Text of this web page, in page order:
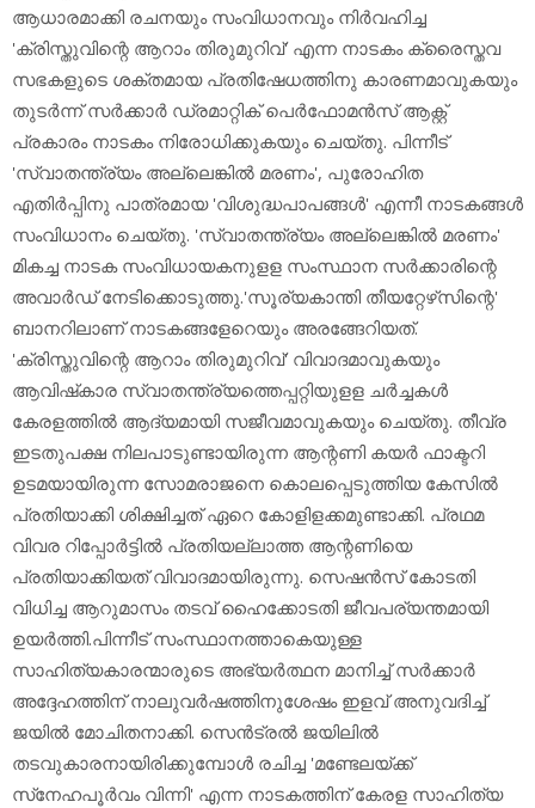
ആധാരമാക്കി രചനയും സംവിധാനവും നിര്‍വഹിച്ച
'ക്രിസ്തുവിന്റെ ആറാം തിരുമുറിവ്' എന്ന നാടകം ക്രൈസ്തവ
സഭകളുടെ ശക്തമായ പ്രതിഷേധത്തിനു കാരണമാവുകയും
തുടര്‍ന്ന് സര്‍ക്കാര്‍ ഡ്രമാറ്റിക് പെര്‍ഫോമന്‍സ് ആക്റ്റ്
പ്രകാരം നാടകം നിരോധിക്കുകയും ചെയ്തു. പിന്നീട്
'സ്വാതന്ത്ര്യം അല്ലെങ്കില്‍ മരണം', പുരോഹിത
എതിര്‍പ്പിനു പാത്രമായ 'വിശുദ്ധപാപങ്ങള്‍' എന്നീ നാടകങ്ങള്‍
സംവിധാനം ചെയ്തു. 'സ്വാതന്ത്ര്യം അല്ലെങ്കില്‍ മരണം'
മികച്ച നാടക സംവിധായകനുളള സംസ്ഥാന സര്‍ക്കാരിന്റെ
അവാര്‍ഡ് നേടിക്കൊടുത്തു.'സൂര്യകാന്തി തീയറ്റേഴ്‌സിന്റെ'
ബാനറിലാണ് നാടകങ്ങളേറെയും അരങ്ങേറിയത്.
'ക്രിസ്തുവിന്റെ ആറാം തിരുമുറിവ്' വിവാദമാവുകയും
ആവിഷ്‌കാര സ്വാതന്ത്ര്യത്തെപ്പറ്റിയുളള ചര്‍ച്ചകള്‍
കേരളത്തില്‍ ആദ്യമായി സജീവമാവുകയും ചെയ്തു. തീവ്ര
ഇടതുപക്ഷ നിലപാടുണ്ടായിരുന്ന ആന്റണി കയര്‍ ഫാക്ടറി
ഉടമയായിരുന്ന സോമരാജനെ കൊലപ്പെടുത്തിയ കേസില്‍
പ്രതിയാക്കി ശിക്ഷിച്ചത് ഏറെ കോളിളക്കമുണ്ടാക്കി. പ്രഥമ
വിവര റിപ്പോര്‍ട്ടില്‍ പ്രതിയല്ലാത്ത ആന്റണിയെ
പ്രതിയാക്കിയത് വിവാദമായിരുന്നു. സെഷന്‍സ് കോടതി
വിധിച്ച ആറുമാസം തടവ് ഹൈക്കോടതി ജീവപര്യന്തമായി
ഉയര്‍ത്തി.പിന്നീട് സംസ്ഥാനത്താകെയുള്ള
സാഹിത്യകാരന്മാരുടെ അഭ്യര്‍ത്ഥന മാനിച്ച് സര്‍ക്കാര്‍
അദ്ദേഹത്തിന് നാലുവര്‍ഷത്തിനുശേഷം ഇളവ് അനുവദിച്ച്
ജയില്‍ മോചിതനാക്കി. സെന്‍ട്രല്‍ ജയിലില്‍
തടവുകാരനായിരിക്കുമ്പോള്‍ രചിച്ച 'മണ്ടേലയ്ക്ക്
സ്‌നേഹപൂര്‍വം വിന്നി' എന്ന നാടകത്തിന് കേരള സാഹിത്യ